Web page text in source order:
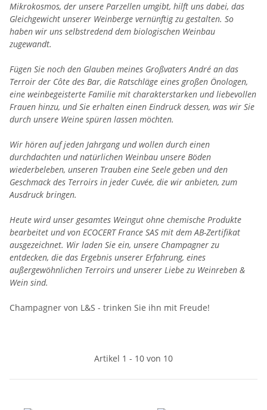
Mikrokosmos, der unsere Parzellen umgibt, hilft uns dabei, das
Gleichgewicht unserer Weinberge vernünftig zu gestalten. So
haben wir uns selbstredend dem biologischen Weinbau
zugewandt.
Fügen Sie noch den Glauben meines Großvaters André an das
Terroir der Côte des Bar, die Ratschläge eines großen Önologen,
eine weinbegeisterte Familie mit charakterstarken und liebevollen
Frauen hinzu, und Sie erhalten einen Eindruck dessen, was wir Sie
durch unsere Weine spüren lassen möchten.
Wir hören auf jeden Jahrgang und wollen durch einen
durchdachten und natürlichen Weinbau unsere Böden
wiederbeleben, unseren Trauben eine Seele geben und den
Geschmack des Terroirs in jeder Cuvée, die wir anbieten, zum
Ausdruck bringen.
Heute wird unser gesamtes Weingut ohne chemische Produkte
bearbeitet und von ECOCERT France SAS mit dem AB-Zertifikat
ausgezeichnet. Wir laden Sie ein, unsere Champagner zu
entdecken, die das Ergebnis unserer Erfahrung, eines
außergewöhnlichen Terroirs und unserer Liebe zu Weinreben &
Wein sind.
Champagner von L&S - trinken Sie ihn mit Freude!
Artikel 1 - 10 von 10